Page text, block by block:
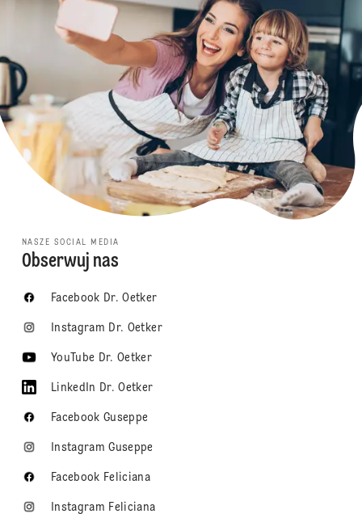
NASZE SOCIAL MEDIA
Obserwuj nas
Facebook Dr. Oetker
Instagram Dr. Oetker
YouTube Dr. Oetker
LinkedIn Dr. Oetker
Facebook Guseppe
Instagram Guseppe
Facebook Feliciana
Instagram Feliciana